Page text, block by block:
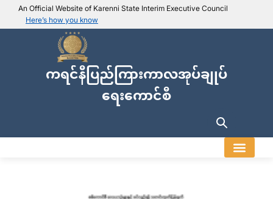
An Official Website of Karenni State Interim Executive Council
Here’s how you know
IEC official website links
Usually end with .ieckarenni.org
Trusted websites
Secure websites use HTTPS
or a URL starting with
ကရင်နီပြည်ကြားကာလအုပ်ချုပ်
ရေးကောင်စီ